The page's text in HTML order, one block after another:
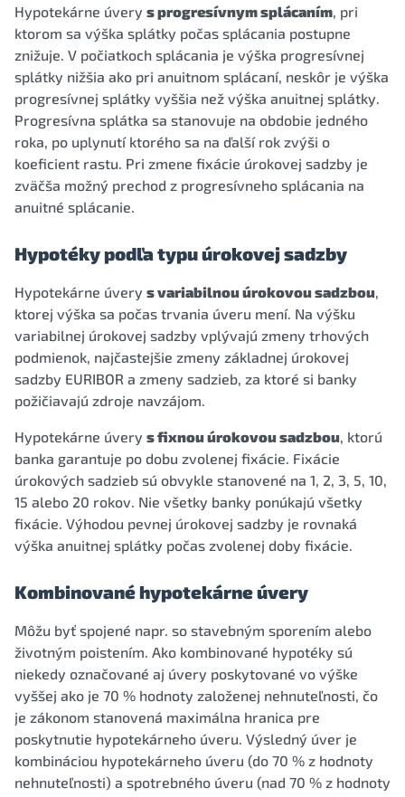
Hypotekárne úvery s progresívnym splácaním, pri
ktorom sa výška splátky počas splácania postupne
znižuje. V počiatkoch splácania je výška progresívnej
splátky nižšia ako pri anuitnom splácaní, neskôr je výška
progresívnej splátky vyššia než výška anuitnej splátky.
Progresívna splátka sa stanovuje na obdobie jedného
roka, po uplynutí ktorého sa na ďalší rok zvýši o
koeficient rastu. Pri zmene fixácie úrokovej sadzby je
zväčša možný prechod z progresívneho splácania na
anuitné splácanie.
Hypotéky podľa typu úrokovej sadzby
Hypotekárne úvery s variabilnou úrokovou sadzbou,
ktorej výška sa počas trvania úveru mení. Na výšku
variabilnej úrokovej sadzby vplývajú zmeny trhových
podmienok, najčastejšie zmeny základnej úrokovej
sadzby EURIBOR a zmeny sadzieb, za ktoré si banky
požičiavajú zdroje navzájom.
Hypotekárne úvery s fixnou úrokovou sadzbou, ktorú
banka garantuje po dobu zvolenej fixácie. Fixácie
úrokových sadzieb sú obvykle stanovené na 1, 2, 3, 5, 10,
15 alebo 20 rokov. Nie všetky banky ponúkajú všetky
fixácie. Výhodou pevnej úrokovej sadzby je rovnaká
výška anuitnej splátky počas zvolenej doby fixácie.
Kombinované hypotekárne úvery
Môžu byť spojené napr. so stavebným sporením alebo
životným poistením. Ako kombinované hypotéky sú
niekedy označované aj úvery poskytované vo výške
vyššej ako je 70 % hodnoty založenej nehnuteľnosti, čo
je zákonom stanovená maximálna hranica pre
poskytnutie hypotekárneho úveru. Výsledný úver je
kombináciou hypotekárneho úveru (do 70 % z hodnoty
nehnuteľnosti) a spotrebného úveru (nad 70 % z hodnoty